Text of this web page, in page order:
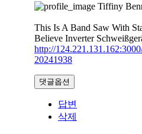
Tiffiny
This Is A Band Saw With
Believe Inverter
http://
20241938
댓글옵션
답변
삭제